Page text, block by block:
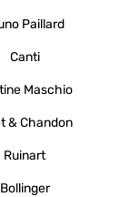
Paillard
Canti
Maschio
& Chandon
Ruinart
Bollinger